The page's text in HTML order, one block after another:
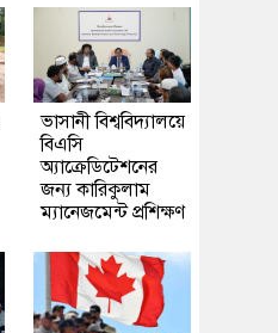
ভাসানী বিশ্ববিদ্যালয়ে
বিএসি
অ্যাক্রেডিটেশনের
জন্য কারিকুলাম
ম্যানেজমেন্ট প্রশিক্ষণ